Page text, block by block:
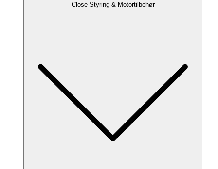
Close Styring & Motortilbehør